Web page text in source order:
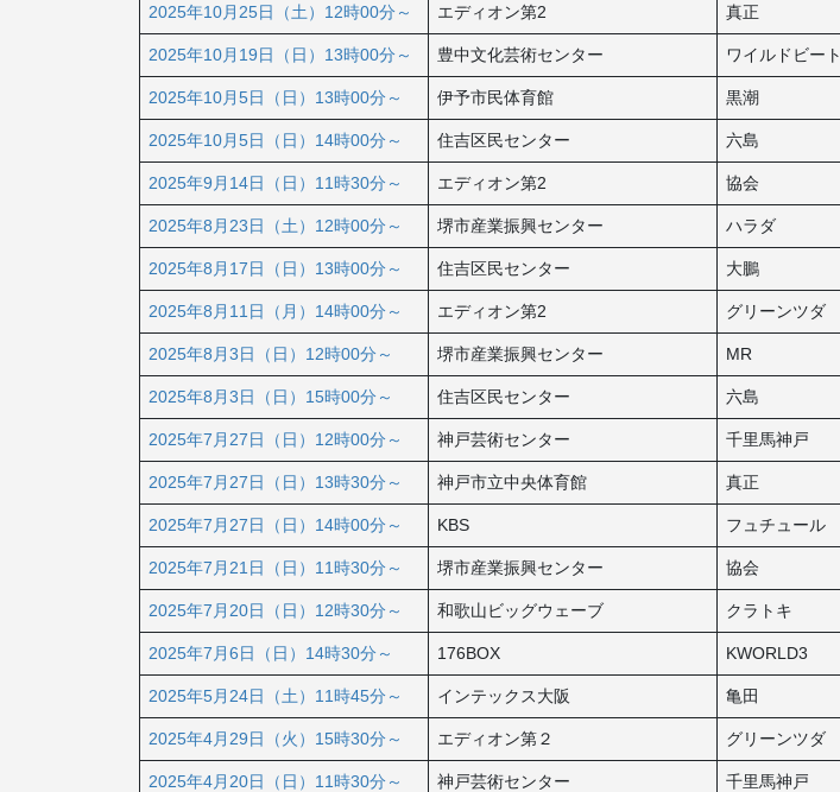
2025年10月25日（土）12時00分～ エディオン第2 真正
2025年10月19日（日）13時00分～ 豊中文化芸術センター ワイルドビート
2025年10月5日（日）13時00分～ 伊予市民体育館 黒潮
2025年10月5日（日）14時00分～ 住吉区民センター 六島
2025年9月14日（日）11時30分～ エディオン第2 協会
2025年8月23日（土）12時00分～ 堺市産業振興センター ハラダ
2025年8月17日（日）13時00分～ 住吉区民センター 大鵬
2025年8月11日（月）14時00分～ エディオン第2 グリーンツダ
2025年8月3日（日）12時00分～ 堺市産業振興センター MR
2025年8月3日（日）15時00分～ 住吉区民センター 六島
2025年7月27日（日）12時00分～ 神戸芸術センター 千里馬神戸
2025年7月27日（日）13時30分～ 神戸市立中央体育館 真正
2025年7月27日（日）14時00分～ KBS フュチュール
2025年7月21日（日）11時30分～ 堺市産業振興センター 協会
2025年7月20日（日）12時30分～ 和歌山ビッグウェーブ クラトキ
2025年7月6日（日）14時30分～ 176BOX KWORLD3
2025年5月24日（土）11時45分～ インテックス大阪 亀田
2025年4月29日（火）15時30分～ エディオン第２ グリーンツダ
2025年4月20日（日）11時30分～ 神戸芸術センター 千里馬神戸